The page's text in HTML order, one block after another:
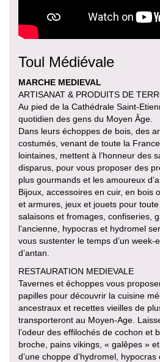
Toul Médiévale
MARCHE MEDIEVAL
ARTISANAT & PRODUITS DE
Au pied de la Cathédrale Saint-
quotidien des gens du Moyen Âge.
Dans leurs échoppes de bois, des
costumés, venant de toute la
lointaines, mettent à l’honneur des
disparus, pour vous proposer des
plus gourmands et les amoureux
Bijoux, accessoires en cuir, en bois
et armures, jeux et jouets pour
salaisons et fromages, confiseries,
l’ancienne, hypocras et hydromel
vous sustenter le temps d’un week-
d’antan.
RESTAURATION MEDIEVALE
Tavernes et échoppes vous
papilles pour découvrir la cuisine
ancestraux et recettes vieilles de
transporteront au Moyen-Age.
l’odeur des effilochés de cochon et
broche, pains vikings, « galêpes »
d’une choppe d’hydromel,